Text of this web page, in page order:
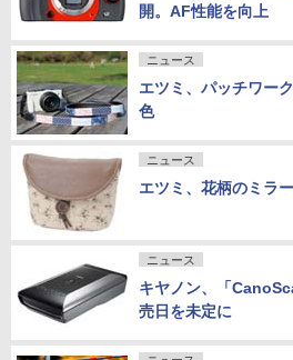
開。AF性能を向上
ニュース
エツミ、パッチワー
色
ニュース
エツミ、花柄のミラ
ニュース
キヤノン、「
売日を未定に